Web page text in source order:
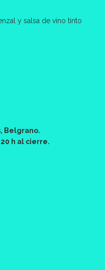
y salsa de vino tinto
Belgrano.
h al cierre.